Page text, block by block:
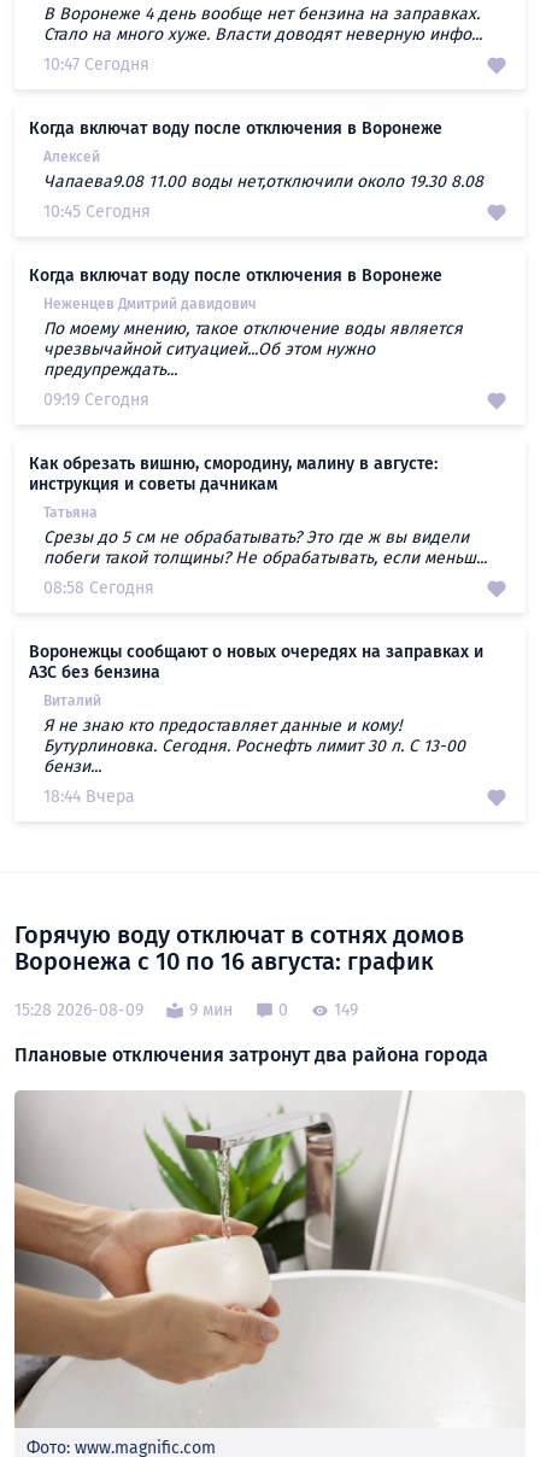
В Воронеже 4 день вообще нет бензина на заправках.
Стало на много хуже. Власти доводят неверную инфо...
10:47 Сегодня
Когда включат воду после отключения в Воронеже
Алексей
Чапаева9.08 11.00 воды нет,отключили около 19.30 8.08
10:45 Сегодня
Когда включат воду после отключения в Воронеже
Неженцев Дмитрий давидович
По моему мнению, такое отключение воды является
чрезвычайной ситуацией...Об этом нужно
предупреждать...
09:19 Сегодня
Как обрезать вишню, смородину, малину в августе:
инструкция и советы дачникам
Татьяна
Срезы до 5 см не обрабатывать? Это где ж вы видели
побеги такой толщины? Не обрабатывать, если меньш...
08:58 Сегодня
Воронежцы сообщают о новых очередях на заправках и
АЗС без бензина
Виталий
Я не знаю кто предоставляет данные и кому!
Бутурлиновка. Сегодня. Роснефть лимит 30 л. С 13-00
бензи...
18:44 Вчера
Горячую воду отключат в сотнях домов
Воронежа с 10 по 16 августа: график
15:28 2026-08-09 9 мин 0 149
Плановые отключения затронут два района города
Фото: www.magnific.com